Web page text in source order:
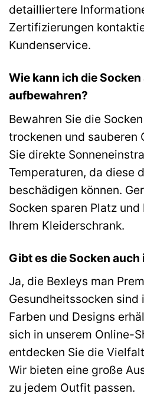
detailliertere
Zertifizierungen
Kundenservice.
Wie kann ich die
aufbewahren?
Bewahren Sie die
trockenen und sauberen
Sie direkte
Temperaturen, da diese
beschädigen können.
Socken sparen Platz
Ihrem Kleiderschrank.
Gibt es die Socken auch
Ja, die Bexleys man
Gesundheitssocken sind
Farben und Designs
sich in unserem Online-
entdecken Sie die
Wir bieten eine große
zu jedem Outfit passen.